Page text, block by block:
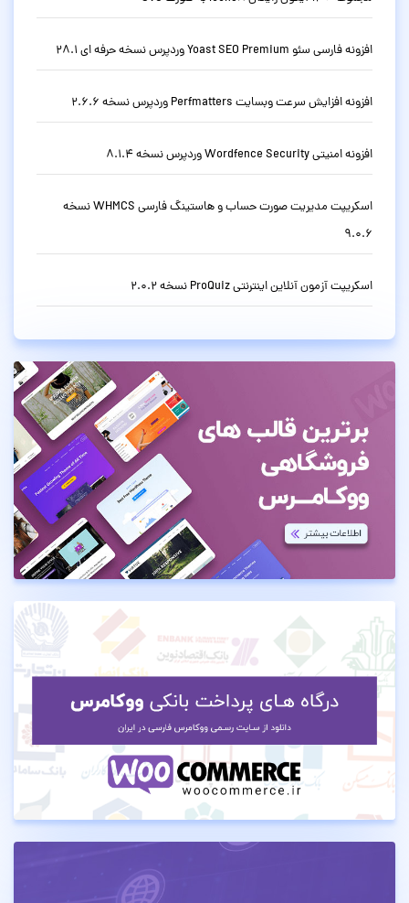
افزونه فارسی سئو Yoast SEO Premium وردپرس نسخه حرفه ای 28.1
افزونه افزایش سرعت وبسایت Perfmatters وردپرس نسخه 2.6.6
افزونه امنیتی Wordfence Security وردپرس نسخه 8.1.4
اسکریپت مدیریت صورت حساب و هاستینگ فارسی WHMCS نسخه
9.0.6
اسکریپت آزمون آنلاین اینترنتی ProQuiz نسخه 2.0.2